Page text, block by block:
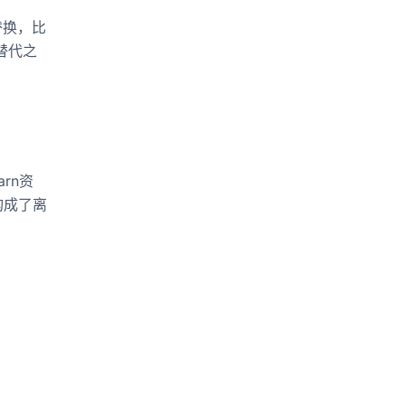
，比
代之
资
了离